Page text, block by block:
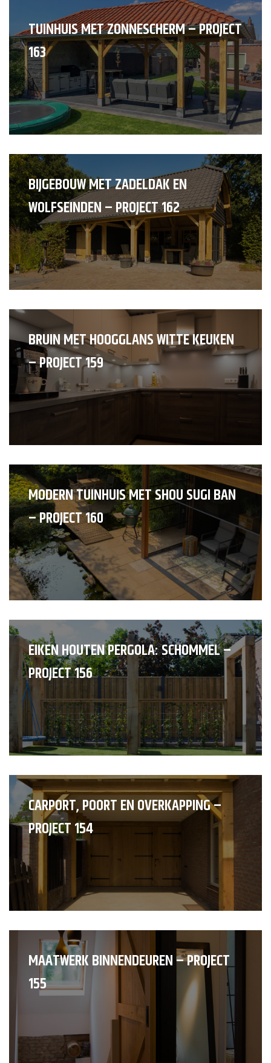
TUINHUIS MET ZONNESCHERM – PROJECT
163
BIJGEBOUW MET ZADELDAK EN
WOLFSEINDEN – PROJECT 162
BRUIN MET HOOGGLANS WITTE KEUKEN
– PROJECT 159
MODERN TUINHUIS MET SHOU SUGI BAN
– PROJECT 160
EIKEN HOUTEN PERGOLA: SCHOMMEL –
PROJECT 156
CARPORT, POORT EN OVERKAPPING –
PROJECT 154
MAATWERK BINNENDEUREN – PROJECT
155